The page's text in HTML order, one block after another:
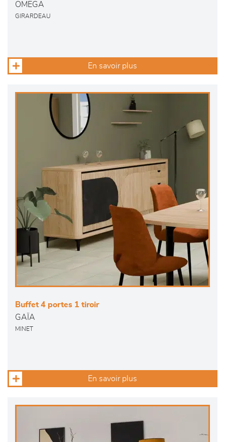
OMEGA
GIRARDEAU
En savoir plus
Buffet 4 portes 1 tiroir
GAÏA
MINET
En savoir plus